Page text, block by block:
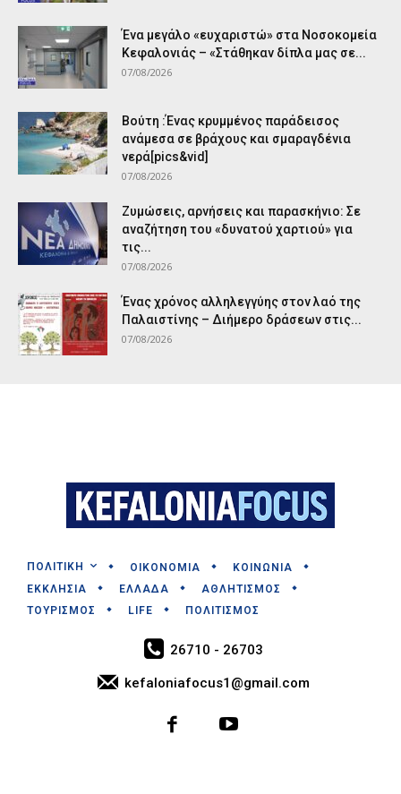
Ένα μεγάλο «ευχαριστώ» στα Νοσοκομεία
Κεφαλονιάς – «Στάθηκαν δίπλα μας σε...
07/08/2026
Βούτη :Ένας κρυμμένος παράδεισος
ανάμεσα σε βράχους και σμαραγδένια
νερά[pics&vid]
07/08/2026
Ζυμώσεις, αρνήσεις και παρασκήνιο: Σε
αναζήτηση του «δυνατού χαρτιού» για
τις...
07/08/2026
Ένας χρόνος αλληλεγγύης στον λαό της
Παλαιστίνης – Διήμερο δράσεων στις...
07/08/2026
ΠΟΛΙΤΙΚΗ ΟΙΚΟΝΟΜΙΑ
ΚΟΙΝΩΝΙΑ
ΕΚΚΛΗΣΙΑ
ΕΛΛΑΔΑ
ΑΘΛΗΤΙΣΜΟΣ
ΤΟΥΡΙΣΜΟΣ
LIFE ΠΟΛΙΤΙΣΜΟΣ
26710 - 26703
kefaloniafocus1@gmail.com